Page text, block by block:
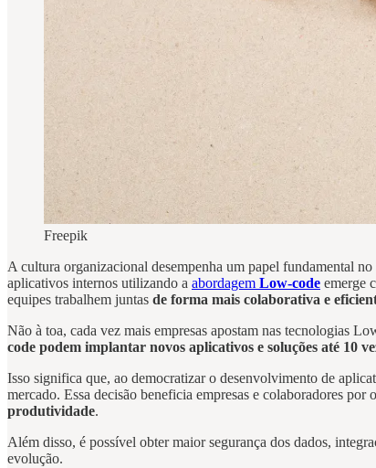
Freepik
A cultura organizacional desempenha um papel fundamental
aplicativos internos utilizando a abordagem Low-code emerge
equipes trabalhem juntas de forma mais colaborativa e
Não à toa, cada vez mais empresas apostam nas tecnologias
code podem implantar novos aplicativos e soluções até 10
Isso significa que, ao democratizar o desenvolvimento de
mercado. Essa decisão beneficia empresas e colaboradores por
produtividade.
Além disso, é possível obter maior segurança dos dados,
evolução.